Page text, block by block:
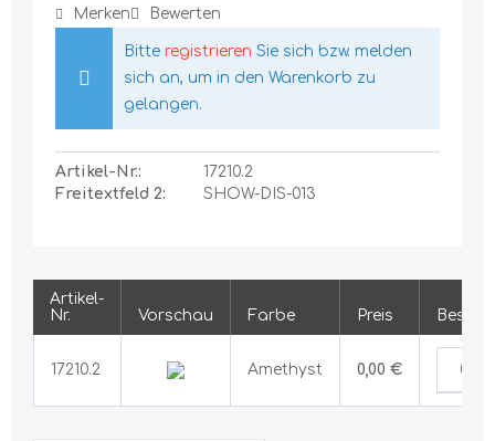
Merken Bewerten
Bitte registrieren Sie sich bzw. melden
sich an, um in den Warenkorb zu
gelangen.
Artikel-Nr.:
17210.2
Freitextfeld 2:
SHOW-DIS-013
Artikel-
Nr.
Vorschau Farbe Preis
17210.2 Amethyst 0,00 €